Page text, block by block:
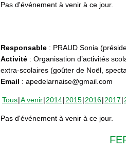
Pas d'événement à venir à ce jour.
Responsable : PRAUD Sonia
Activité : Organisation d’activités
extra-scolaires (goûter de Noël,
Email : apedelarnaise@gmail.com
Tous A venir 2014 2015 2016 2017
Pas d'événement à venir à ce jour.